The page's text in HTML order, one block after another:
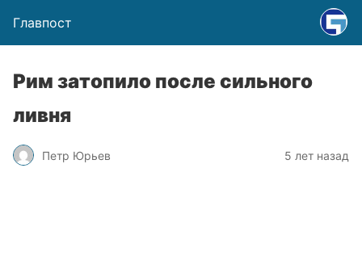
Главпост
Рим затопило после сильного
ливня
Петр Юрьев 5 лет назад